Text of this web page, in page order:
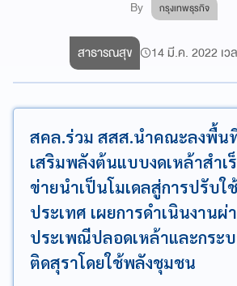
By กรุงเทพธุรกิจ
สาธารณสุข 14 มี.ค. 2022 เว
สคล.ร่วม สสส.นำคณะลงพื้น
เสริมพลังต้นแบบงดเหล้าสำเ
ข่ายนำเป็นโมเดลสู่การปรับ
ประเทศ เผยการดำเนินงาน
ประเพณีปลอดเหล้าและกระ
ติดสุราโดยใช้พลังชุมชน